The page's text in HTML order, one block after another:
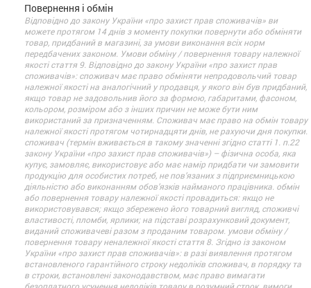
Повернення і обмін
Відповідно до закону України «про захист прав споживачів» ви
можете протягом 14 днів з моменту покупки повернути або обміняти
товар, придбаний в магазині, за умови виконання всіх норм
передбачених законом. Умови обміну / повернення товару належної
якості стаття 9. Відповідно до закону України «про захист прав
споживачів»: споживач має право обміняти непродовольчий товар
належної якості на аналогічний у продавця, у якого він був придбаний,
якщо товар не задовольнив його за формою, габаритами, фасоном,
кольором, розміром або з інших причин не може бути ним
використаний за призначенням. Споживач має право на обмін товару
належної якості протягом чотирнадцяти днів, не рахуючи дня покупки.
споживач (термін вживається в такому значенні згідно статті 1. п.22
закону України «про захист прав споживачів») – фізична особа, яка
купує, замовляє, використовує або має намір придбати чи замовити
продукцію для особистих потреб, не пов’язаних з підприємницькою
діяльністю або виконанням обов’язків найманого працівника. обмін
або повернення товару належної якості провадиться: якщо не
використовувався; якщо збережено його товарний вигляд, споживчі
властивості, пломби, ярлики; на підставі розрахунковий документ,
виданий споживачеві разом з проданим товаром. умови обміну /
повернення товару неналежної якості стаття 8. Згідно із законом
України «про захист прав споживачів»: в разі виявлення протягом
встановленого гарантійного строку недоліків споживач, в порядку та
в строки, встановлені законодавством, має право вимагати
безоплатного усунення недоліків товару в розумний строк. вимоги